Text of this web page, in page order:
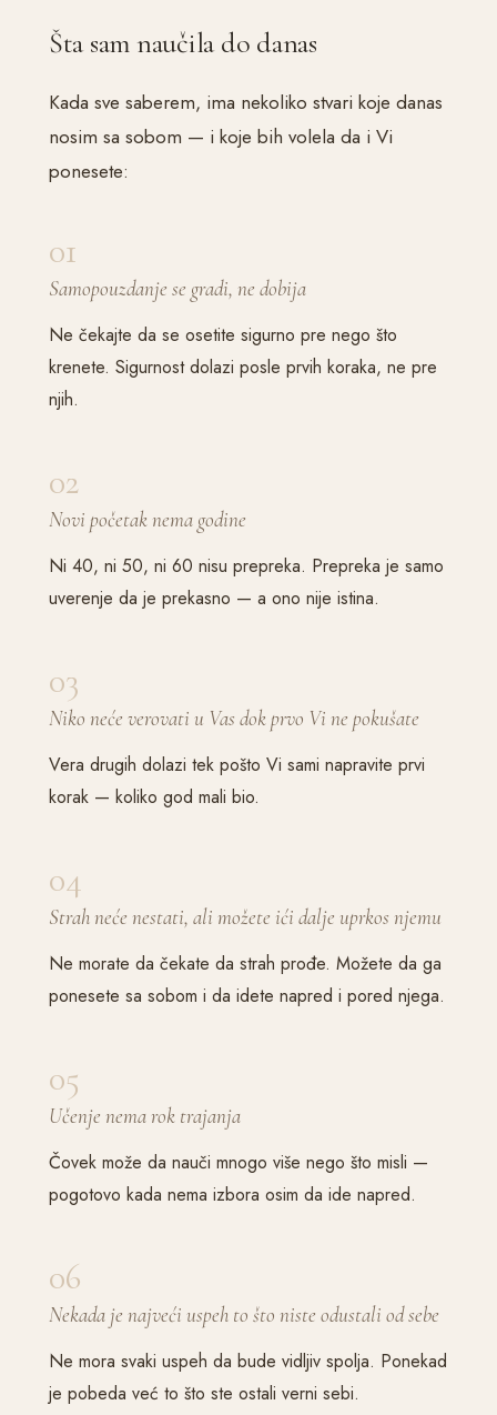
Šta sam naučila do danas
Kada sve saberem, ima nekoliko stvari koje danas
nosim sa sobom — i koje bih volela da i Vi
ponesete:
01
Samopouzdanje se gradi, ne dobija
Ne čekajte da se osetite sigurno pre nego što
krenete. Sigurnost dolazi posle prvih koraka, ne pre
njih.
02
Novi početak nema godine
Ni 40, ni 50, ni 60 nisu prepreka. Prepreka je samo
uverenje da je prekasno — a ono nije istina.
03
Niko neće verovati u Vas dok prvo Vi ne pokušate
Vera drugih dolazi tek pošto Vi sami napravite prvi
korak — koliko god mali bio.
04
Strah neće nestati, ali možete ići dalje uprkos njemu
Ne morate da čekate da strah prođe. Možete da ga
ponesete sa sobom i da idete napred i pored njega.
05
Učenje nema rok trajanja
Čovek može da nauči mnogo više nego što misli —
pogotovo kada nema izbora osim da ide napred.
06
Nekada je najveći uspeh to što niste odustali od sebe
Ne mora svaki uspeh da bude vidljiv spolja. Ponekad
je pobeda već to što ste ostali verni sebi.